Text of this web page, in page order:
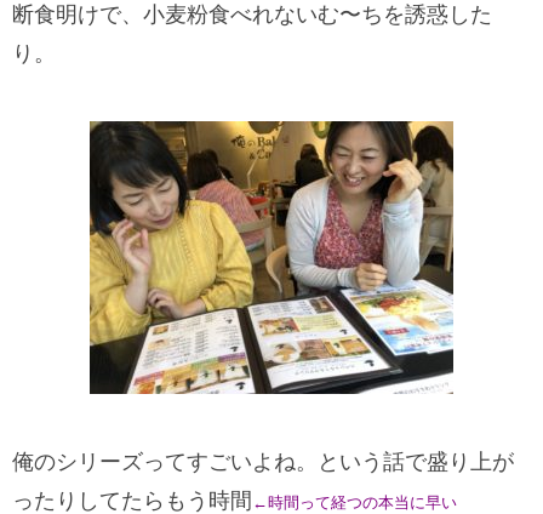
断食明けで、小麦粉食べれないむ〜ちを誘惑した
り。
俺のシリーズってすごいよね。という話で盛り上が
ったりしてたらもう時間 ←時間って経つの本当に早い